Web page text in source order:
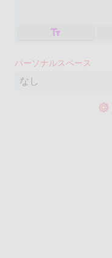
パーソナルスペース
なし